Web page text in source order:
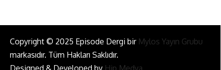
Copyright © 2025 Episode Dergi bir Mylos Yayın Grubu
markasıdır. Tüm Hakları Saklıdır.
Designed & Developed by Hip Medya